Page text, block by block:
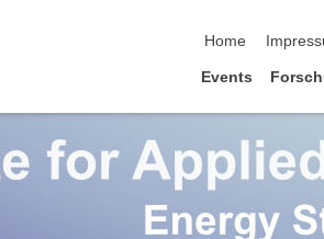
Home
Events